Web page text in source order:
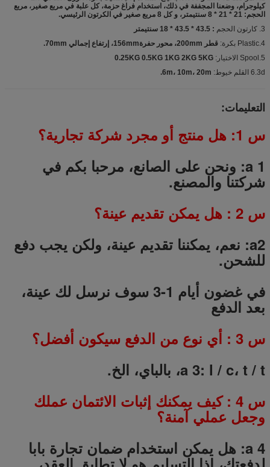
كيلوجرام، وضعنا المجففة في ذلك، استخدام فراغ حزمة، كل علبة في مربع صغير، مربع
الحجم: 21 * 21 * 8 سنتيمتر، و كل 8 مربع صغير في الكرتون الرئيسي.
3. كارتون الحجم
: 43.5 * 43.5 * 18 سنتيمتر
4.Plastic بكرة:
قطر 200mm، محور حفرة156mm، إرتفاع إجمالي 70mm.
5.Spool الاختيار:
0.25KG 0.5KG 1KG 2KG 5KG
6.3d القلم خيوط:
6m، 10m، 20m.
التعليمات:
س 1: هل منتج أو مجرد شركة تجارية؟
a 1: ونحن على الصانع، مرحبا بكم في
شركتنا والمصنع.
س 2 : هل يمكن تقديم عينة؟
a2: نعم، يمكننا تقديم عينة، ولكن يجب دفع
للشحن.
في غضون أيام 1-3 سوف نرسل لك عينة،
بعد الدفع
س 3 : أي نوع من الدفع سيكون أفضل؟
a 3: l / c، t / t، بالباي، الخ.
س 4 : كيف يمكنك إثبات الائتمان عملك
وجعل عملي آمنة؟
a 4: هل يمكن استخدام ضمان تجارة بابا